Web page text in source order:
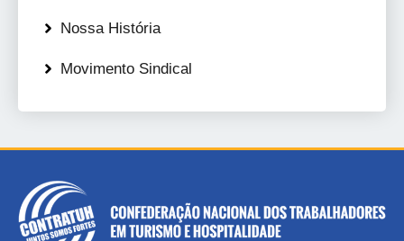
Nossa História
Movimento Sindical